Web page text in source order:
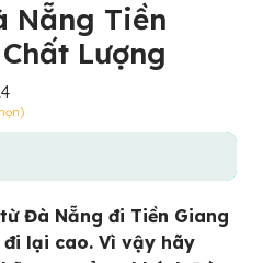
Nẵng Tiền
Lượng
Đà Nẵng đi Tiền Giang
lại cao. Vì vậy hãy